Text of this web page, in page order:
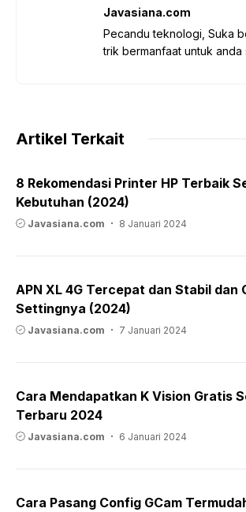
Javasiana.com
Pecandu teknologi, Suka
trik bermanfaat untuk anda
Artikel Terkait
8 Rekomendasi Printer HP Terbaik
Kebutuhan (2024)
Javasiana.com 8 Januari 2024
APN XL 4G Tercepat dan Stabil dan
Settingnya (2024)
Javasiana.com 7 Januari 2024
Cara Mendapatkan K Vision Gratis
Terbaru 2024
Javasiana.com 6 Januari 2024
Cara Pasang Config GCam